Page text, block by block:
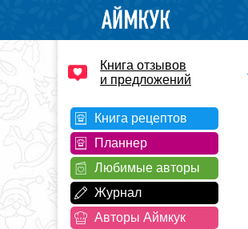
Книга отзывов
и предложений
Книга рецептов
Планнер
Любимые авторы
Журнал
Авторы Аймкук